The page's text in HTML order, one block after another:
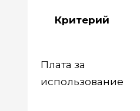
Критерий
Плата за
использование